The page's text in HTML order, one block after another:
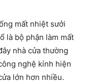
mất nhiệt sưởi
là bộ phận làm mất
nhà cửa thường
nghệ kính hiện
lớn hơn nhiều.